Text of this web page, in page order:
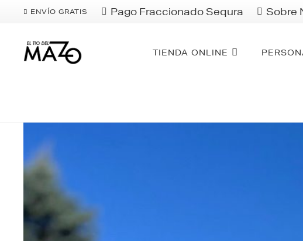
ENVÍO GRATIS Pago Fraccionado Sequra Sobre
TIENDA ONLINE